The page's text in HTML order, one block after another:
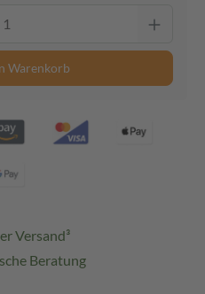
Warenkorb
Versand³
Beratung